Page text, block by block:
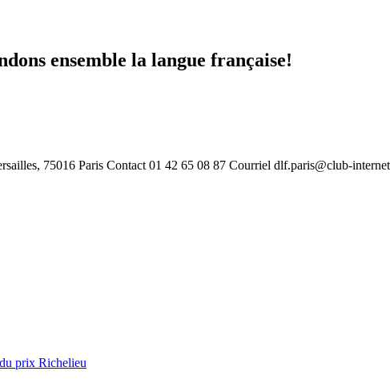
ensemble la langue française!
75016 Paris Contact 01 42 65 08 87 Courriel dlf.paris@club-
prix Richelieu